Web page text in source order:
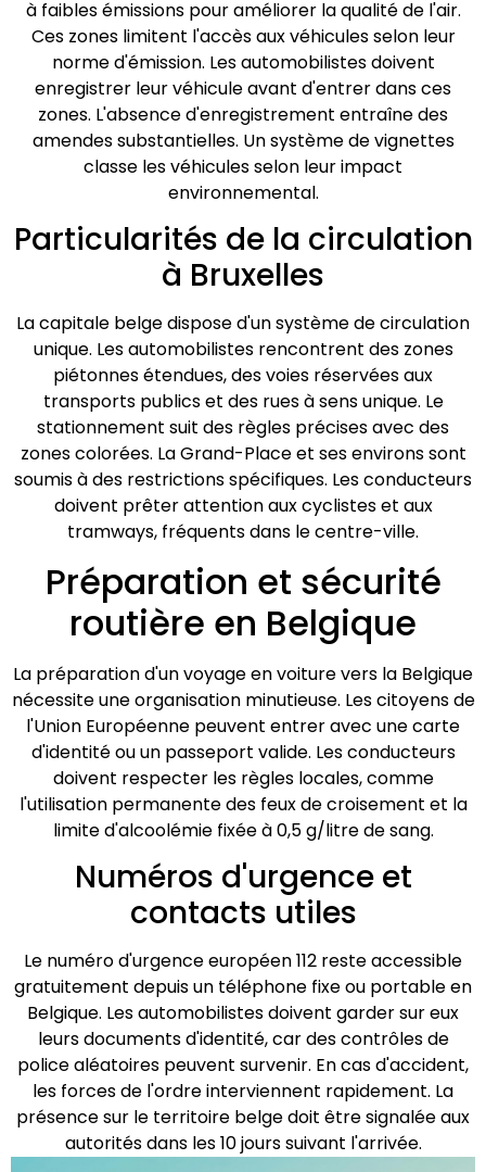
à faibles émissions pour améliorer la qualité de l'air.
Ces zones limitent l'accès aux véhicules selon leur
norme d'émission. Les automobilistes doivent
enregistrer leur véhicule avant d'entrer dans ces
zones. L'absence d'enregistrement entraîne des
amendes substantielles. Un système de vignettes
classe les véhicules selon leur impact
environnemental.
Particularités de la circulation
à Bruxelles
La capitale belge dispose d'un système de circulation
unique. Les automobilistes rencontrent des zones
piétonnes étendues, des voies réservées aux
transports publics et des rues à sens unique. Le
stationnement suit des règles précises avec des
zones colorées. La Grand-Place et ses environs sont
soumis à des restrictions spécifiques. Les conducteurs
doivent prêter attention aux cyclistes et aux
tramways, fréquents dans le centre-ville.
Préparation et sécurité
routière en Belgique
La préparation d'un voyage en voiture vers la Belgique
nécessite une organisation minutieuse. Les citoyens de
l'Union Européenne peuvent entrer avec une carte
d'identité ou un passeport valide. Les conducteurs
doivent respecter les règles locales, comme
l'utilisation permanente des feux de croisement et la
limite d'alcoolémie fixée à 0,5 g/litre de sang.
Numéros d'urgence et
contacts utiles
Le numéro d'urgence européen 112 reste accessible
gratuitement depuis un téléphone fixe ou portable en
Belgique. Les automobilistes doivent garder sur eux
leurs documents d'identité, car des contrôles de
police aléatoires peuvent survenir. En cas d'accident,
les forces de l'ordre interviennent rapidement. La
présence sur le territoire belge doit être signalée aux
autorités dans les 10 jours suivant l'arrivée.